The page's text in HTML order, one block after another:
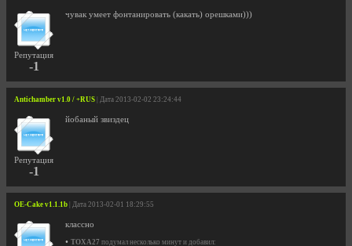
Репутация
-1
чувак умеет фонтанировать (какать) орешками)))
Antichamber v1.0 / +RUS | Дата 2013-02-02 23:24:44
Репутация
-1
йобаный звиздец
OE-Cake v1.1.1b | Дата 2013-02-01 18:29:55
классно
• TOXA27 подумал несколько минут и добавил: